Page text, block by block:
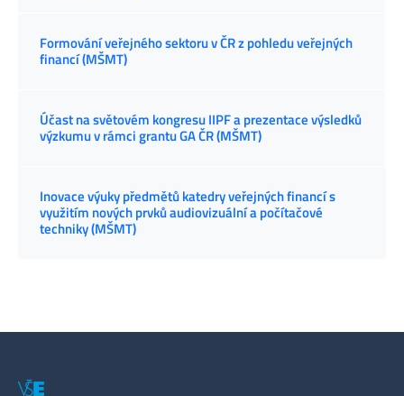
Formování veřejného sektoru v ČR z pohledu veřejných
financí (MŠMT)
Účast na světovém kongresu IIPF a prezentace výsledků
výzkumu v rámci grantu GA ČR (MŠMT)
Inovace výuky předmětů katedry veřejných financí s
využitím nových prvků audiovizuální a počítačové
techniky (MŠMT)